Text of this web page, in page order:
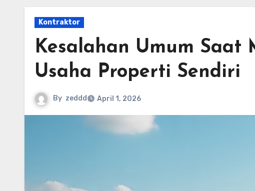
Kontraktor
Kesalahan Umum Saat
Usaha Properti Sendiri
By zeddd April 1, 2026